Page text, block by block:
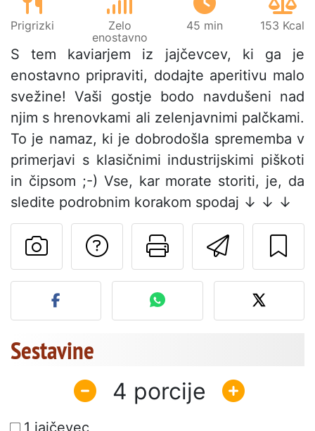
Prigrizki
Zelo
enostavno
45 min 153 Kcal
S tem kaviarjem iz jajčevcev, ki ga je
enostavno pripraviti, dodajte aperitivu malo
svežine! Vaši gostje bodo navdušeni nad
njim s hrenovkami ali zelenjavnimi palčkami.
To je namaz, ki je dobrodošla sprememba v
primerjavi s klasičnimi industrijskimi piškoti
in čipsom ;-) Vse, kar morate storiti, je, da
sledite podrobnim korakom spodaj ↓ ↓ ↓
Pošlji
Natisni to
Postavite
Objavite svojo fotografijo
Sestavine
4